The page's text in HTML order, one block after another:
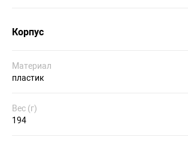
Корпус
Материал
пластик
Вес (г)
194